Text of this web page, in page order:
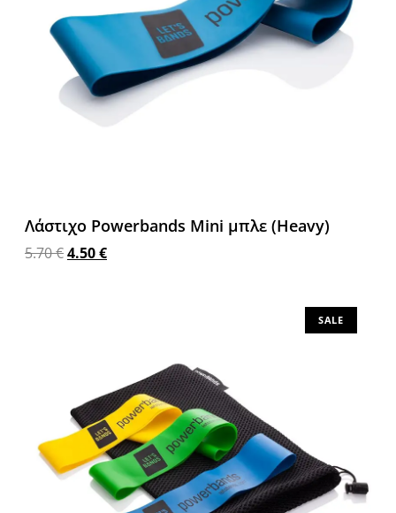
Λάστιχο Powerbands Mini μπλε (Heavy)
5.70€4.50€
SALE